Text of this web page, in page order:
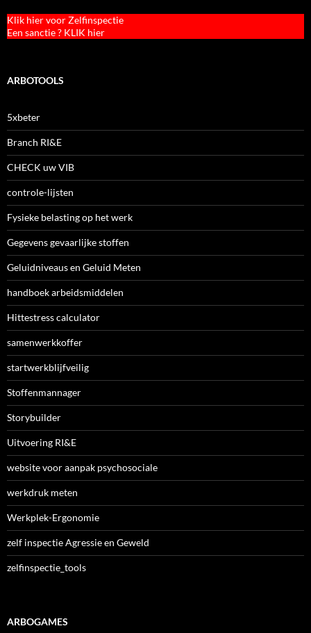
Klik hier voor Zelfinspectie
Een sanctie ? KLIK hier
ARBOTOOLS
5xbeter
Branch RI&E
CHECK uw VIB
controle-lijsten
Fysieke belasting op het werk
Gegevens gevaarlijke stoffen
Geluidniveaus en Geluid Meten
handboek arbeidsmiddelen
Hittestress calculator
samenwerkkoffer
startwerkblijfveilig
Stoffenmannager
Storybuilder
Uitvoering RI&E
website voor aanpak psychosociale
werkdruk meten
Werkplek-Ergonomie
zelf inspectie Agressie en Geweld
zelfinspectie_tools
ARBOGAMES